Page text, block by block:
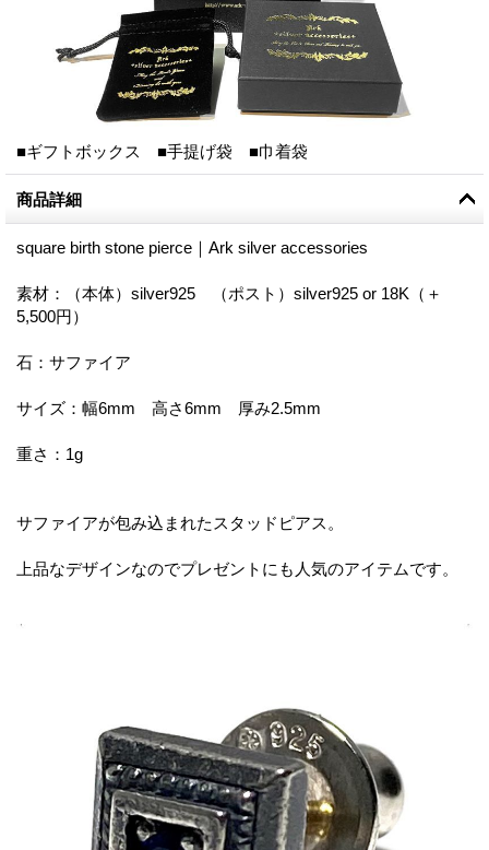
■ギフトボックス ■手提げ袋 ■巾着袋
商品詳細
square birth stone pierce｜Ark silver accessories
素材：（本体）silver925 （ポスト）silver925 or 18K（＋
5,500円）
石：サファイア
サイズ：幅6mm 高さ6mm 厚み2.5mm
重さ：1g
サファイアが包み込まれたスタッドピアス。
上品なデザインなのでプレゼントにも人気のアイテムです。